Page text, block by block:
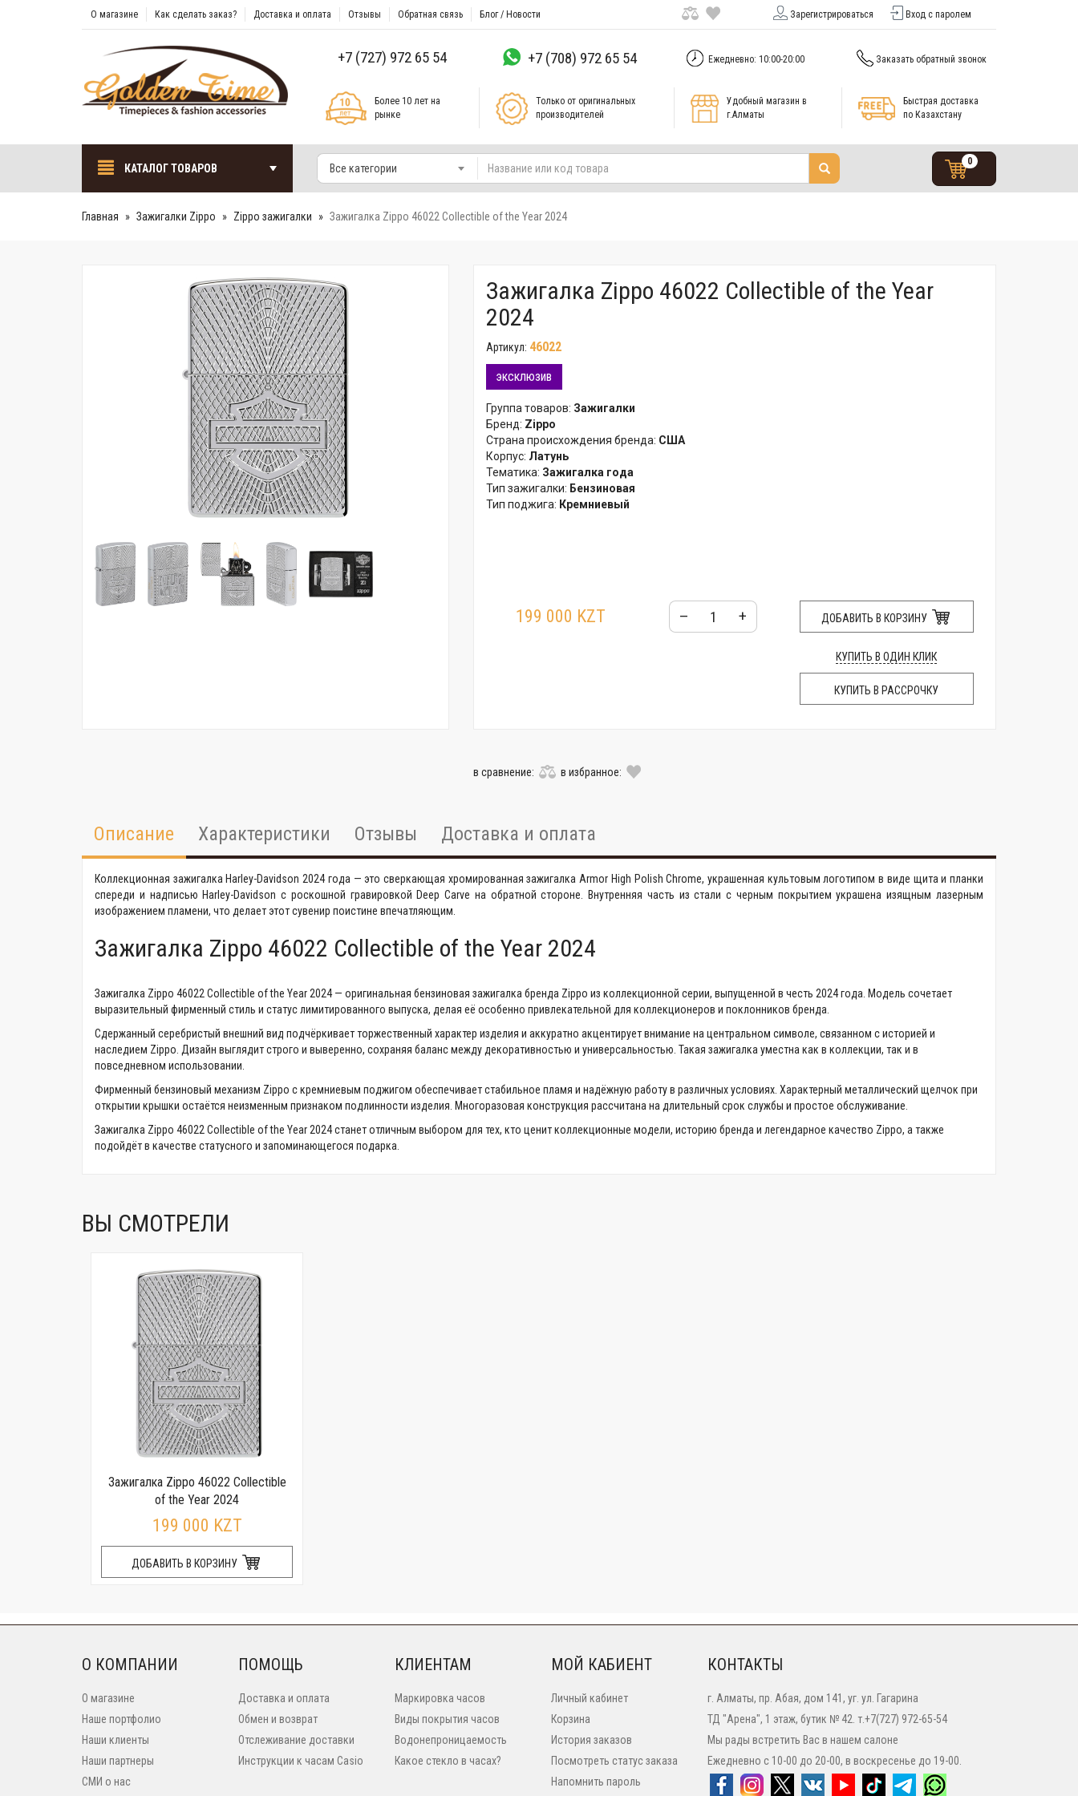
О магазине Как сделать заказ? Доставка и оплата Отзывы Обратная связь Блог / Новости Зарегистрироваться Вход с паролем
+7 (727) 972 65 54 +7 (708) 972 65 54 Ежедневно: 10:00-20:00 Заказать обратный звонок
Более 10 лет на
рынке
Только от оригинальных
производителей
Удобный магазин в
г.Алматы
Быстрая доставка
по Казахстану
КАТАЛОГ ТОВАРОВ Все категории
0
Главная Зажигалки Zippo Zippo зажигалки Зажигалка Zippo 46022 Collectible of the Year 2024
Зажигалка Zippo 46022 Collectible of the Year
2024
Артикул: 46022
эксклюзив
Группа товаров: Зажигалки
Бренд: Zippo
Страна происхождения бренда: США
Корпус: Латунь
Тематика: Зажигалка года
Тип зажигалки: Бензиновая
Тип поджига: Кремниевый
199 000 KZT – + ДОБАВИТЬ В КОРЗИНУ
КУПИТЬ В ОДИН КЛИК
КУПИТЬ В РАССРОЧКУ
в сравнение: в избранное:
Описание Характеристики Отзывы Доставка и оплата
Коллекционная зажигалка Harley-Davidson 2024 года — это сверкающая хромированная зажигалка Armor High Polish Chrome, украшенная культовым логотипом в виде щита и планки
спереди и надписью Harley-Davidson с роскошной гравировкой Deep Carve на обратной стороне. Внутренняя часть из стали с черным покрытием украшена изящным лазерным
изображением пламени, что делает этот сувенир поистине впечатляющим.
Зажигалка Zippo 46022 Collectible of the Year 2024
Зажигалка Zippo 46022 Collectible of the Year 2024 — оригинальная бензиновая зажигалка бренда Zippo из коллекционной серии, выпущенной в честь 2024 года. Модель сочетает
выразительный фирменный стиль и статус лимитированного выпуска, делая её особенно привлекательной для коллекционеров и поклонников бренда.
Сдержанный серебристый внешний вид подчёркивает торжественный характер изделия и аккуратно акцентирует внимание на центральном символе, связанном с историей и
наследием Zippo. Дизайн выглядит строго и выверенно, сохраняя баланс между декоративностью и универсальностью. Такая зажигалка уместна как в коллекции, так и в
повседневном использовании.
Фирменный бензиновый механизм Zippo с кремниевым поджигом обеспечивает стабильное пламя и надёжную работу в различных условиях. Характерный металлический щелчок при
открытии крышки остаётся неизменным признаком подлинности изделия. Многоразовая конструкция рассчитана на длительный срок службы и простое обслуживание.
Зажигалка Zippo 46022 Collectible of the Year 2024 станет отличным выбором для тех, кто ценит коллекционные модели, историю бренда и легендарное качество Zippo, а также
подойдёт в качестве статусного и запоминающегося подарка.
ВЫ СМОТРЕЛИ
Зажигалка Zippo 46022 Collectible
of the Year 2024
199 000 KZT
ДОБАВИТЬ В КОРЗИНУ
О КОМПАНИИ
О магазине
Наше портфолио
Наши клиенты
Наши партнеры
СМИ о нас
ПОМОЩЬ
Доставка и оплата
Обмен и возврат
Отслеживание доставки
Инструкции к часам Casio
КЛИЕНТАМ
Маркировка часов
Виды покрытия часов
Водонепроницаемость
Какое стекло в часах?
МОЙ КАБИЕНТ
Личный кабинет
Корзина
История заказов
Посмотреть статус заказа
Напомнить пароль
КОНТАКТЫ
г. Алматы, пр. Абая, дом 141, уг. ул. Гагарина
ТД "Арена", 1 этаж, бутик № 42. т.+7(727) 972-65-54
Мы рады встретить Вас в нашем салоне
Ежедневно с 10-00 до 20-00, в воскресенье до 19-00.